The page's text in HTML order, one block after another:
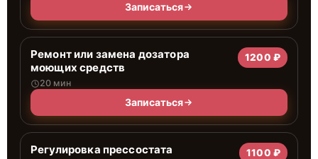
Записаться
Ремонт или замена дозатора
моющих средств
20 мин
1200 ₽
Записаться
Регулировка прессостата 1100 ₽